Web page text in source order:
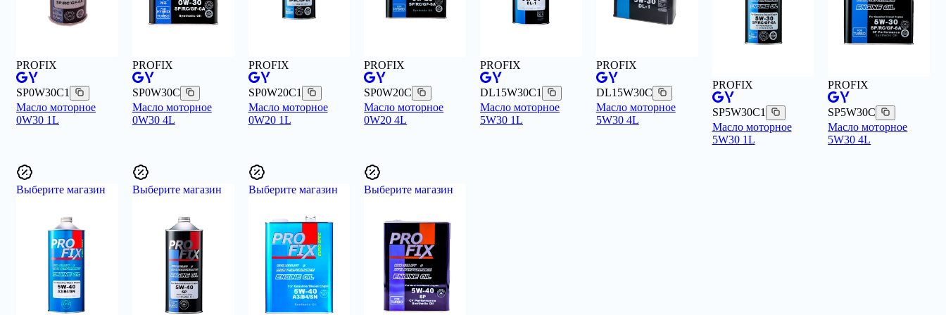
PROFIX
SP0W30C1
Масло моторное
0W30 1L
PROFIX
SP0W30C
Масло моторное
0W30 4L
PROFIX
SP0W20C1
Масло моторное
0W20 1L
PROFIX
SP0W20C
Масло моторное
0W20 4L
PROFIX
DL15W30C1
Масло моторное
5W30 1L
PROFIX
DL15W30C
Масло моторное
5W30 4L
PROFIX
SP5W30C1
Масло моторное
5W30 1L
PROFIX
SP5W30C
Масло моторное
5W30 4L
Выберите магазин Выберите магазин Выберите магазин Выберите магазин